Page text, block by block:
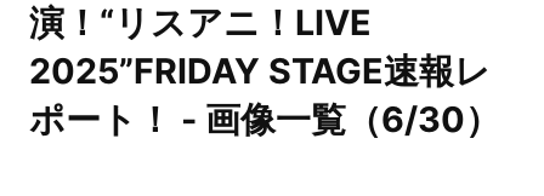
演！“リスアニ！LIVE
2025”FRIDAY STAGE速報レ
ポート！ - 画像一覧（6/30）